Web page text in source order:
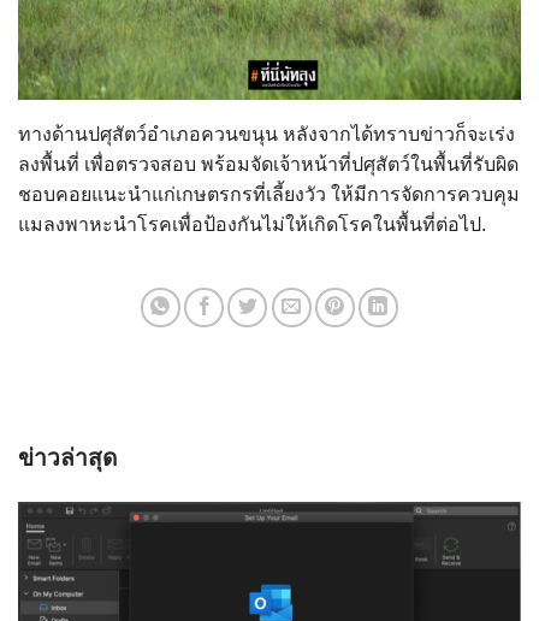
ทางด้านปศุสัตว์อำเภอควนขนุน หลังจากได้ทราบข่าวก็จะเร่ง
ลงพื้นที่ เพื่อตรวจสอบ พร้อมจัดเจ้าหน้าที่ปศุสัตว์ในพื้นที่รับผิด
ชอบคอยแนะนำแก่เกษตรกรที่เลี้ยงวัว ให้มีการจัดการควบคุม
แมลงพาหะนำโรคเพื่อป้องกันไม่ให้เกิดโรคในพื้นที่ต่อไป.
ข่าวล่าสุด